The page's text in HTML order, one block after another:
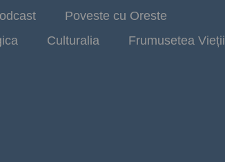
Poveste cu Oreste
Culturalia Frumusetea Vieții